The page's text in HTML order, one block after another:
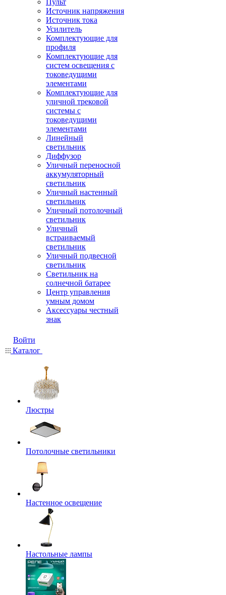
Пульт
Источник напряжения
Источник тока
Усилитель
Комплектующие для
профиля
Комплектующие для
систем освещения с
токоведущими
элементами
Комплектующие для
уличной трековой
системы с
токоведущими
элементами
Линейный
светильник
Диффузор
Уличный переносной
аккумуляторный
светильник
Уличный настенный
светильник
Уличный потолочный
светильник
Уличный
встраиваемый
светильник
Уличный подвесной
светильник
Светильник на
солнечной батарее
Центр управления
умным домом
Аксессуары честный
знак
Войти
Каталог
Люстры
Потолочные светильники
Настенное освещение
Настольные лампы